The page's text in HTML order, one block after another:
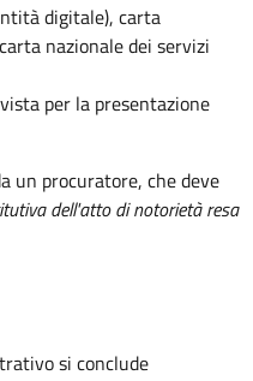
digitale), carta
nazionale dei servizi
per la presentazione
un procuratore, che deve
dell'atto di notorietà resa
si conclude